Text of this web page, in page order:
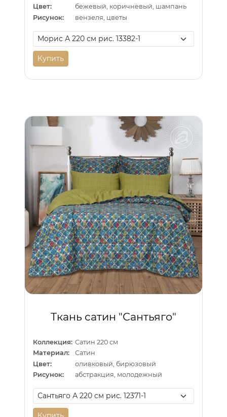
Цвет:
бежевый, коричневый, шампань
Рисунок:
вензеля, цветы
Купить
Ткань сатин "Сантьяго"
Коллекция: Сатин 220 см
Материал:
Сатин
Цвет:
оливковый, бирюзовый
Рисунок:
абстракция, молодежный